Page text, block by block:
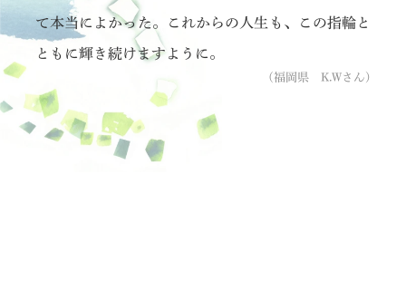
て本当によかった。これからの人生も、この指輪と
ともに輝き続けますように。
(福岡県 K.Wさん)